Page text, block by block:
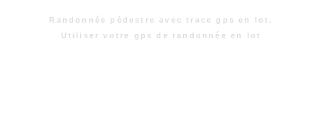
Randonnée pédestre avec trace gps en lot.
Utiliser votre gps de randonnée en lot